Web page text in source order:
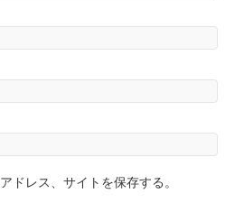
ドレス、サイトを保存する。